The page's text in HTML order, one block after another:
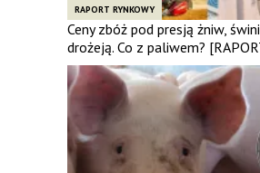
RAPORT RYNKOWY
Ceny zbóż pod presją żniw,
drożeją. Co z paliwem?